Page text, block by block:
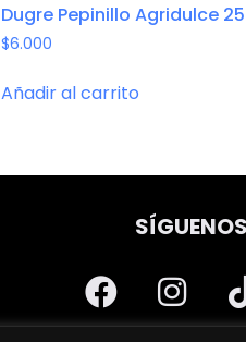
Dugre Pepinillo Agridulce
$6.000
Añadir al carrito